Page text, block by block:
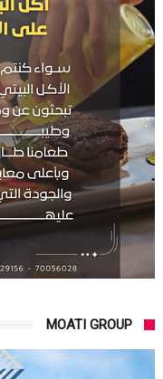
MOATI GROUP